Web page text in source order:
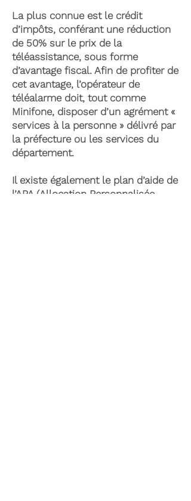
La plus connue est le crédit
d’impôts, conférant une réduction
de 50% sur le prix de la
téléassistance, sous forme
d’avantage fiscal. Afin de profiter de
cet avantage, l’opérateur de
téléalarme doit, tout comme
Minifone, disposer d’un agrément «
services à la personne » délivré par
la préfecture ou les services du
département.
Il existe également le plan d’aide de
l’APA (Allocation Personnalisée